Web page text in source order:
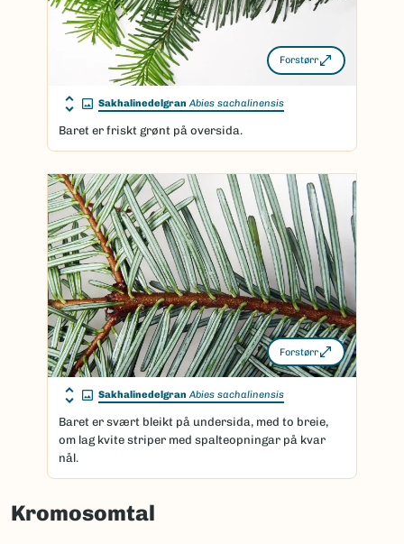
Forstørr
Sakhalinedelgran Abies sachalinensis
Baret er friskt grønt på oversida.
Forstørr
Sakhalinedelgran Abies sachalinensis
Baret er svært bleikt på undersida, med to breie,
om lag kvite striper med spalteopningar på kvar
nål.
Kromosomtal